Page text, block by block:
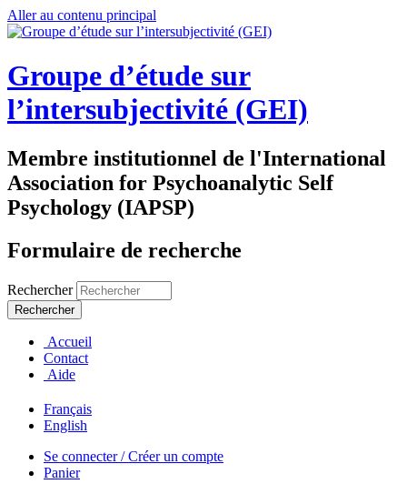
Aller au contenu principal
Groupe d’étude sur
l’intersubjectivité (GEI)
Membre institutionnel de l'International
Association for Psychoanalytic Self
Psychology (IAPSP)
Formulaire de recherche
Rechercher
Accueil
Contact
Aide
Français
English
Se connecter / Créer un compte
Panier